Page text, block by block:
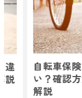
違
説
自転車保
い？確認
解説